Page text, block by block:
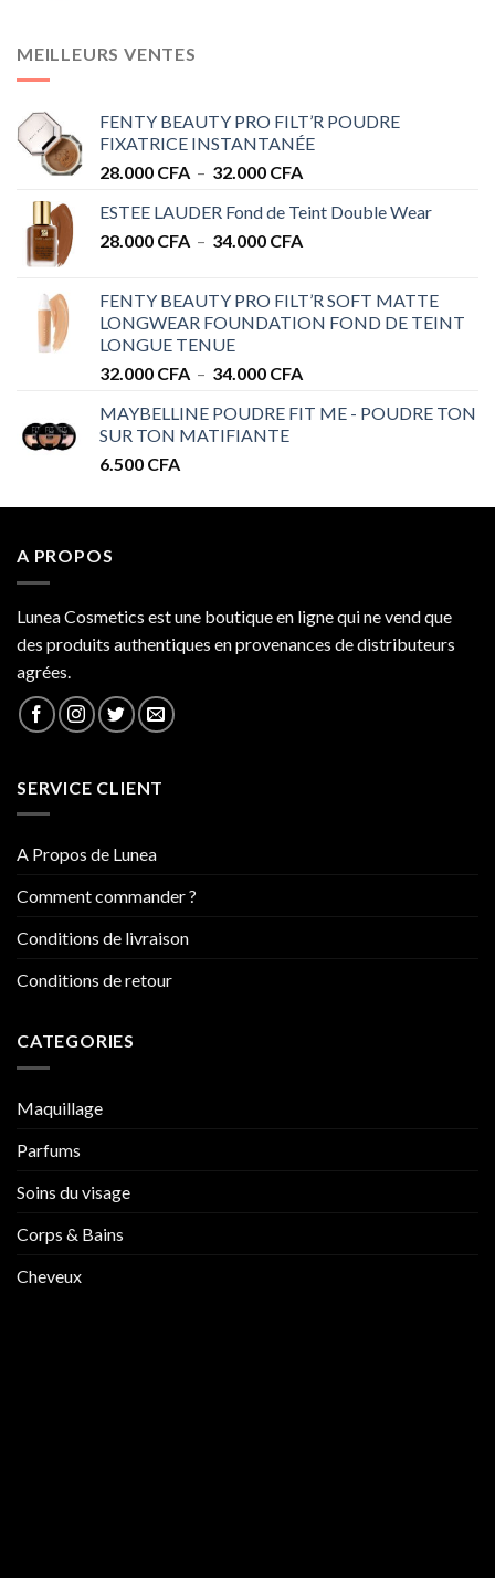
MEILLEURS VENTES
FENTY BEAUTY PRO FILT’R POUDRE
FIXATRICE INSTANTANÉE
28.000 CFA – 32.000 CFAPlage
prix :
28.000 CFA
ESTEE LAUDER Fond de Teint Double Wear
28.000 CFA – 34.000 CFAPlage
28.000 CFA
à
FENTY BEAUTY PRO FILT’R SOFT MATTE
LONGWEAR FOUNDATION FOND DE TEINT
LONGUE TENUE
32.000 CFA – 34.000 CFAPlage
prix :
MAYBELLINE POUDRE FIT ME - POUDRE TON
SUR TON MATIFIANTE
6.500 CFA
A PROPOS
Lunea Cosmetics est une boutique en ligne qui ne vend que
des produits authentiques en provenances de distributeurs
agrées.
SERVICE CLIENT
A Propos de Lunea
Comment commander ?
Conditions de livraison
Conditions de retour
CATEGORIES
Maquillage
Parfums
Soins du visage
Corps & Bains
Cheveux